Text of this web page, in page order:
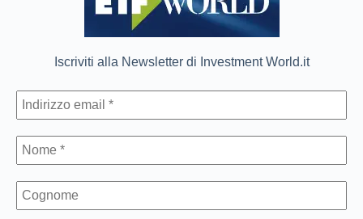
Iscriviti alla Newsletter di Investment World.it